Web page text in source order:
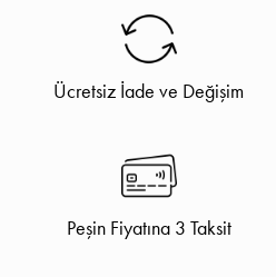
Ücretsiz İade ve Değişim
Peşin Fiyatına 3 Taksit